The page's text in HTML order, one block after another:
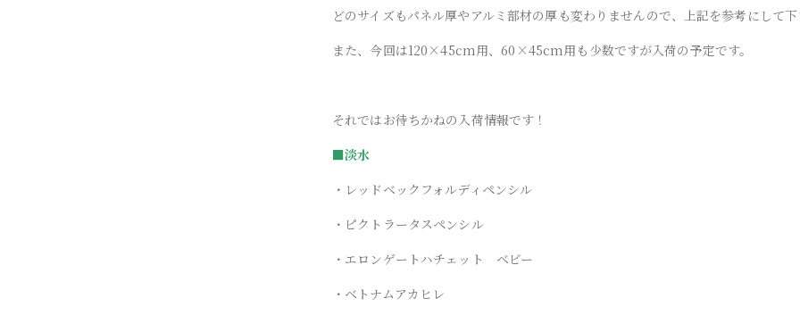
どのサイズもパネル厚やアルミ部材の厚も変わりませんので、上記を参考にして
また、今回は120×45cm用、60×45cm用も少数ですが入荷の予定です。
それではお待ちかねの入荷情報です！
■淡水
・レッドベックフォルディペンシル
・ピクトラータスペンシル
・エロンゲートハチェット ベビー
・ベトナムアカヒレ